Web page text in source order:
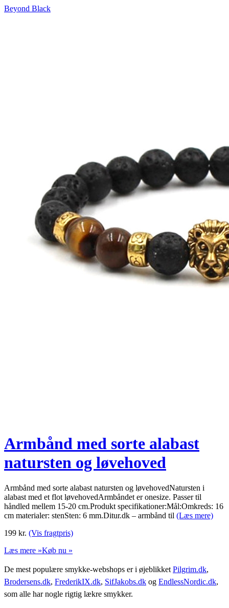
Beyond Black
Armbånd med sorte alabast
natursten og løvehoved
Armbånd med sorte alabast natursten og løvehovedNatursten i
alabast med et flot løvehovedArmbåndet er onesize. Passer til
håndled mellem 15-20 cm.Produkt specifikationer:Mål:Omkreds: 16
cm materialer: stenSten: 6 mm.Ditur.dk – armbånd til (Læs mere)
199 kr. (Vis fragtpris)
Læs mere »Køb nu »
De mest populære smykke-webshops er i øjeblikket Pilgrim.dk,
Brodersens.dk, FrederikIX.dk, SifJakobs.dk og EndlessNordic.dk,
som alle har nogle rigtig lækre smykker.